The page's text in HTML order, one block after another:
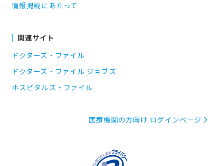
情報掲載にあたって
関連サイト
ドクターズ・ファイル
ドクターズ・ファイル ジョブズ
ホスピタルズ・ファイル
医療機関の方向け ログインページ